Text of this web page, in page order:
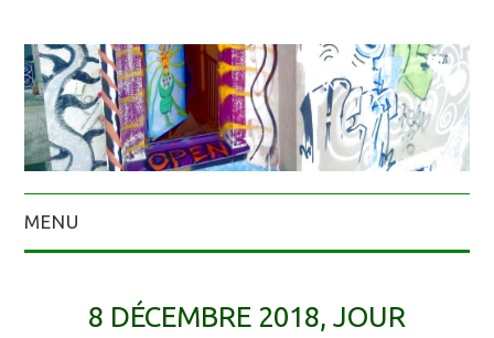
MENU
8 DÉCEMBRE 2018, JOUR